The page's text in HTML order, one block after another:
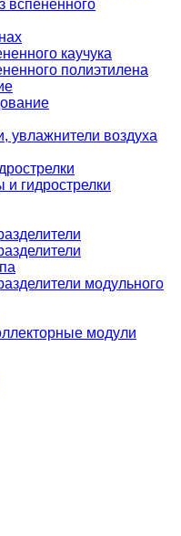
вспененного
каучука
полиэтилена
увлажнители воздуха
гидрострелки
модульного
модули